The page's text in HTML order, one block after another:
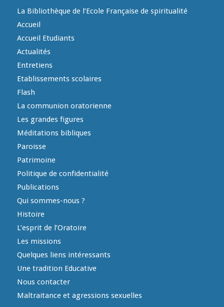
La Bibliothèque de l’Ecole Française de spiritualité
Accueil
Accueil Etudiants
Actualités
Entretiens
Etablissements scolaires
Flash
La communion oratorienne
Les grandes figures
Méditations bibliques
Paroisse
Patrimoine
Politique de confidentialité
Publications
Qui sommes-nous ?
Histoire
L’esprit de l’Oratoire
Les missions
Quelques liens intéressants
Une tradition Educative
Nous contacter
Maltraitance et agressions sexuelles